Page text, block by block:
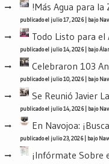
!Más Agua para la
publicado el julio 17, 2026| bajo
Todo Listo para el
publicado el julio 14, 2026| bajo
Celebraron 103
publicado el julio 10, 2026| bajo
Se Reunió Javier
publicado el julio 14, 2026| bajo
En Navojoa:
publicado el julio 23, 2026| bajo
¡Infórmate Sobre